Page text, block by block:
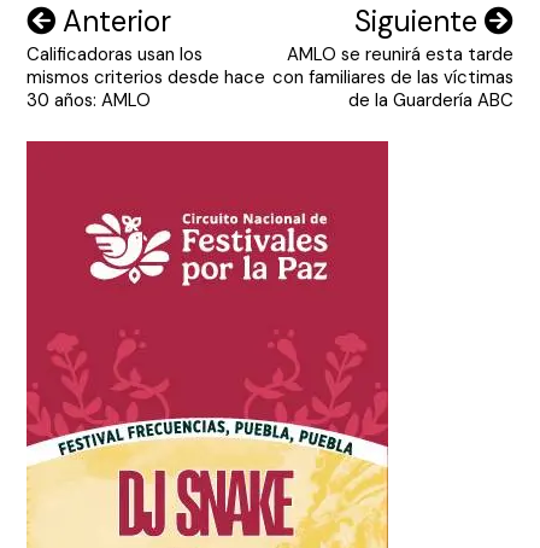
Navegación
de
entradas
Anterior
Calificadoras usan los
mismos criterios desde hace
30 años: AMLO
Siguiente
AMLO se reunirá esta tarde
con familiares de las víctimas
de la Guardería ABC